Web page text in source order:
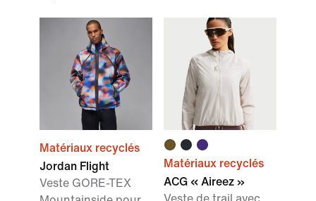
Matériaux recyclés
Jordan Flight
Veste GORE-TEX
Matériaux recyclés
ACG « Aireez »
Veste de trail avec